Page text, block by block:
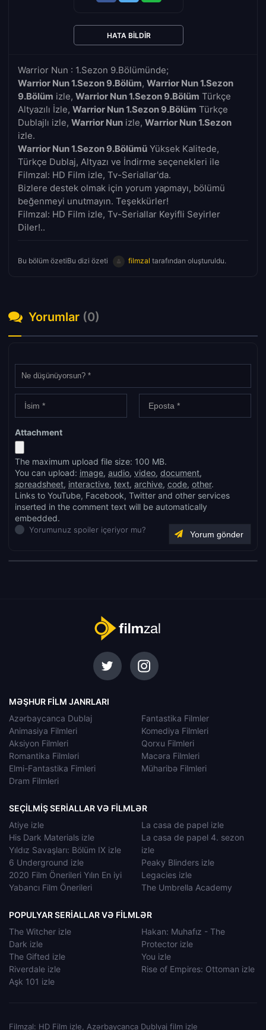
Warrior Nun : 1.Sezon 9.Bölümünde;
Warrior Nun 1.Sezon 9.Bölüm, Warrior Nun 1.Sezon
9.Bölüm izle, Warrior Nun 1.Sezon 9.Bölüm Türkçe
Altyazılı İzle, Warrior Nun 1.Sezon 9.Bölüm Türkçe
Dublajlı izle, Warrior Nun izle, Warrior Nun 1.Sezon
izle.
Warrior Nun 1.Sezon 9.Bölümü Yüksek Kalitede,
Türkçe Dublaj, Altyazı ve İndirme seçenekleri ile
Filmzal: HD Film izle, Tv-Seriallar'da.
Bizlere destek olmak için yorum yapmayı, bölümü
beğenmeyi unutmayın. Teşekkürler!
Filmzal: HD Film izle, Tv-Seriallar Keyifli Seyirler
Diler!..
Bu bölüm özetiBu dizi özeti filmzal tarafından oluşturuldu.
HATA BILDIR
Yorumlar (0)
Attachment
The maximum upload file size: 100 MB.
You can upload: image, audio, video, document,
spreadsheet, interactive, text, archive, code, other.
Links to YouTube, Facebook, Twitter and other services
inserted in the comment text will be automatically
embedded.
Yorumunuz spoiler içeriyor mu?
MƏŞHUR FILM JANRLARI
Azərbaycanca Dublaj
Animasiya Filmleri
Aksiyon Filmleri
Romantika Filmləri
Elmi-Fantastika Fimleri
Dram Filmleri
Fantastika Filmler
Komediya Filmleri
Qorxu Filmleri
Macəra Filmleri
Müharibə Filmleri
SEÇILMIŞ SERIALLAR VƏ FILMLƏR
Atiye izle
His Dark Materials izle
Yıldız Savaşları: Bölüm IX izle
6 Underground izle
2020 Film Önerileri Yılın En iyi
Yabancı Film Önerileri
La casa de papel izle
La casa de papel 4. sezon
izle
Peaky Blinders izle
Legacies izle
The Umbrella Academy
POPULYAR SERIALLAR VƏ FILMLƏR
The Witcher izle
Dark izle
The Gifted izle
Riverdale izle
Aşk 101 izle
Hakan: Muhafız - The
Protector izle
You izle
Rise of Empires: Ottoman izle
Filmzal: HD Film izle, Azərbaycanca Dublyaj film izle